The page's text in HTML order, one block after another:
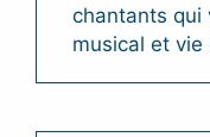
chantants qui
musical et vie